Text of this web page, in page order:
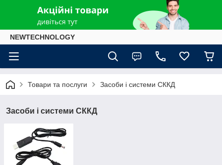
NEWTECHNOLOGY
Товари та послуги Засоби і системи СККД
Засоби і системи СККД